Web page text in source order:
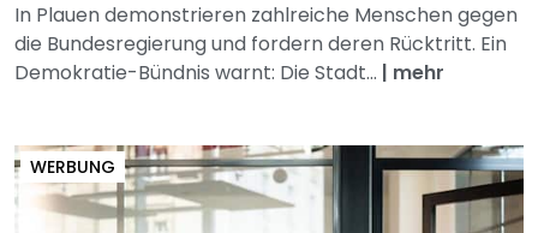
In Plauen demonstrieren zahlreiche Menschen gegen
die Bundesregierung und fordern deren Rücktritt. Ein
Demokratie-Bündnis warnt: Die Stadt... | mehr
WERBUNG